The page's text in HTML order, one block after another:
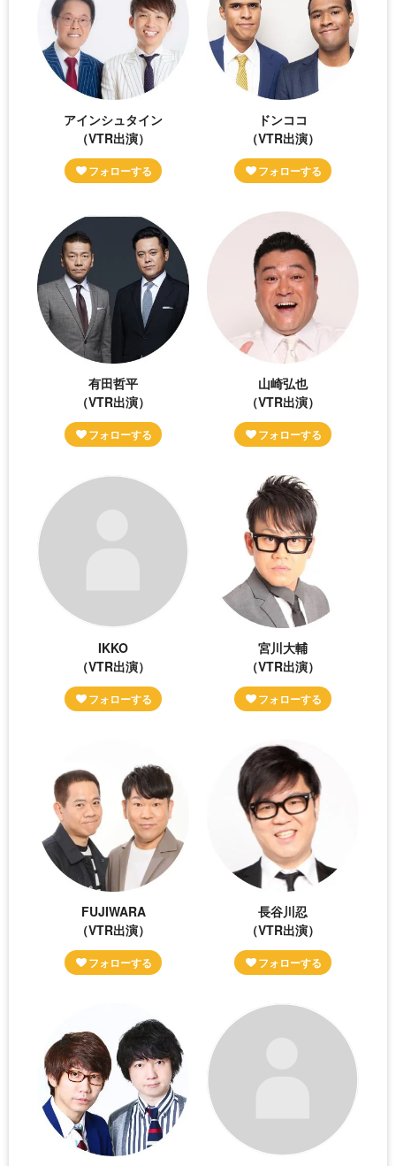
アインシュタイン
（VTR出演）
ドンココ
（VTR出演）
有田哲平
（VTR出演）
山崎弘也
（VTR出演）
IKKO
（VTR出演）
宮川大輔
（VTR出演）
FUJIWARA
（VTR出演）
長谷川忍
（VTR出演）